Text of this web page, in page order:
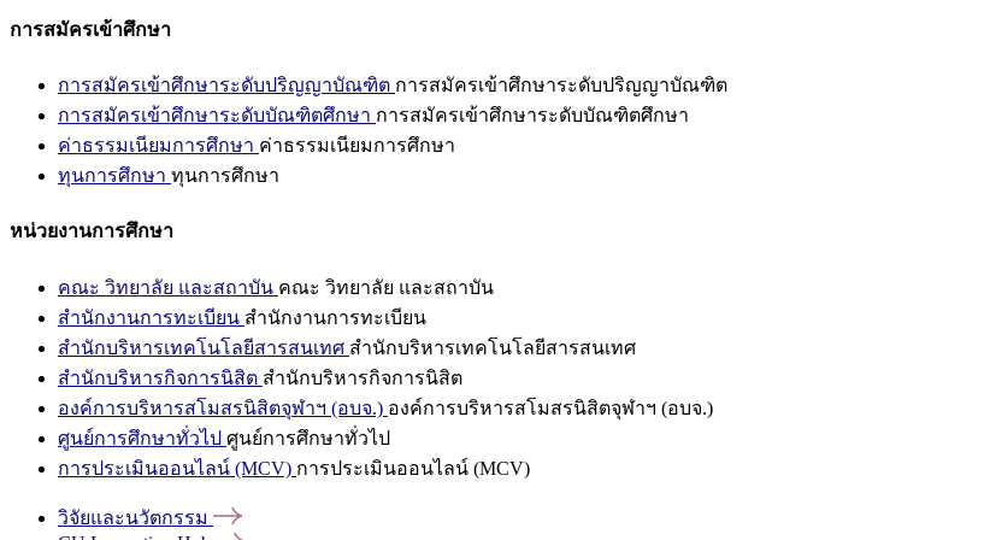
การสมัครเข้าศึกษา
การสมัครเข้าศึกษาระดับปริญญาบัณฑิต การสมัครเข้าศึกษาระดับปริญญาบัณฑิต
การสมัครเข้าศึกษาระดับบัณฑิตศึกษา การสมัครเข้าศึกษาระดับบัณฑิตศึกษา
ค่าธรรมเนียมการศึกษา ค่าธรรมเนียมการศึกษา
ทุนการศึกษา ทุนการศึกษา
หน่วยงานการศึกษา
คณะ วิทยาลัย และสถาบัน คณะ วิทยาลัย และสถาบัน
สำนักงานการทะเบียน สำนักงานการทะเบียน
สำนักบริหารเทคโนโลยีสารสนเทศ สำนักบริหารเทคโนโลยีสารสนเทศ
สำนักบริหารกิจการนิสิต สำนักบริหารกิจการนิสิต
องค์การบริหารสโมสรนิสิตจุฬาฯ (อบจ.) องค์การบริหารสโมสรนิสิตจุฬาฯ (อบจ.)
ศูนย์การศึกษาทั่วไป ศูนย์การศึกษาทั่วไป
การประเมินออนไลน์ (MCV) การประเมินออนไลน์ (MCV)
วิจัยและนวัตกรรม